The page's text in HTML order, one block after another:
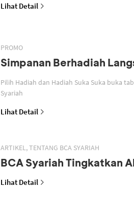
Lihat Detail
PROMO
Simpanan Berhadiah
Pilih Hadiah dan Hadiah Suka Suka buka
Syariah
Lihat Detail
ARTIKEL, TENTANG BCA SYARIAH
BCA Syariah Tingkatkan
Lihat Detail